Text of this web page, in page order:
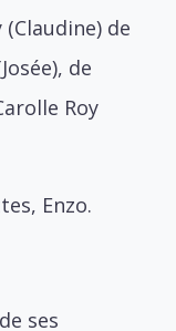
(Claudine) de
de
Roy
Enzo.
ses